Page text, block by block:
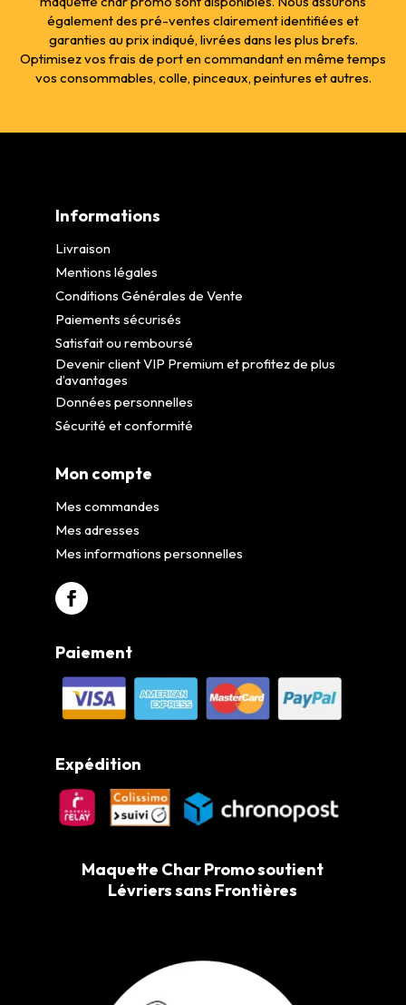
également des pré-ventes clairement identifiées et
garanties au prix indiqué, livrées dans les plus brefs.
Optimisez vos frais de port en commandant en même temps
vos consommables, colle, pinceaux, peintures et autres.
Informations
Livraison
Mentions légales
Conditions Générales de Vente
Paiements sécurisés
Satisfait ou remboursé
Devenir client VIP Premium et profitez de plus
d’avantages
Données personnelles
Sécurité et conformité
Mon compte
Mes commandes
Mes adresses
Mes informations personnelles
Paiement
Expédition
Maquette Char Promo soutient
Lévriers sans Frontières